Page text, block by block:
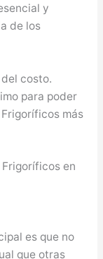
y
de los
costo.
para poder
más
en
es que no
que otras